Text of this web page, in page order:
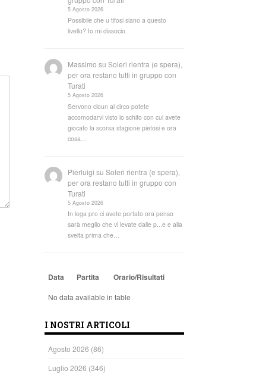
5 Agosto 2026
Possibile che u tifosi siano a questo
livello? Io mi dissocio.
Massimo suSoleri rientra (e spera),
per ora restano tutti in gruppo con
Turati
5 Agosto 2026
Servono cloun al circo potete
accomodarvi visto lo schifo con cui avete
giocato la scorsa stagione pietosi e ora
cosa…
Pierluigi suSoleri rientra (e spera),
per ora restano tutti in gruppo con
Turati
5 Agosto 2026
In lega pro ci avete portato ora penso
sarà meglio che vi levate dalle p...e e alla
svelta prima che…
Data Partita Orario/Risultati
No data available in table
I NOSTRI ARTICOLI
Agosto 2026 (86)
Luglio 2026 (346)